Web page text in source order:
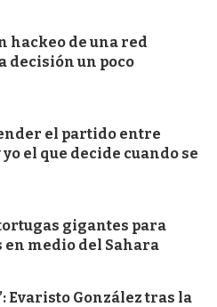
hackeo de una red
decisión un poco
el partido entre
el que decide cuando se
gigantes para
medio del Sahara
Evaristo González tras la